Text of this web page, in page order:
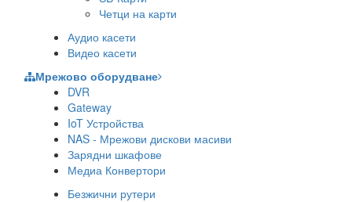
Четци на карти
Аудио касети
Видео касети
Мрежово оборудване
DVR
Gateway
IoT Устройства
NAS - Мрежови дискови масиви
Зарядни шкафове
Медиа Конвертори
Безжични рутери